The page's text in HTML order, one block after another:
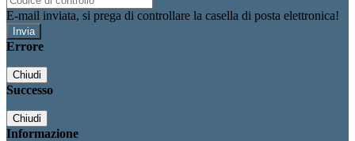
E-mail inviata, si prega di controllare la casella di posta elettronica!
Errore
Chiudi
Successo
Chiudi
Informazione